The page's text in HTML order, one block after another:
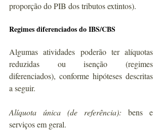
proporção do PIB dos tributos extintos).
Regimes diferenciados do IBS/CBS
Algumas atividades poderão ter alíquotas
reduzidas ou isenção (regimes
diferenciados), conforme hipóteses descritas
a seguir.
Alíquota única (de referência): bens e
serviços em geral.